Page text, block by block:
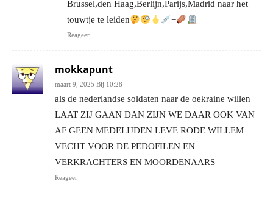
Brussel,den Haag,Berlijn,Parijs,Madrid naar het
touwtje te leiden
=
Reageer
mokkapunt
maart 9, 2025 Bij 10:28
als de nederlandse soldaten naar de oekraine willen
LAAT ZIJ GAAN DAN ZIJN WE DAAR OOK VAN
AF GEEN MEDELIJDEN LEVE RODE WILLEM
VECHT VOOR DE PEDOFILEN EN
VERKRACHTERS EN MOORDENAARS
Reageer